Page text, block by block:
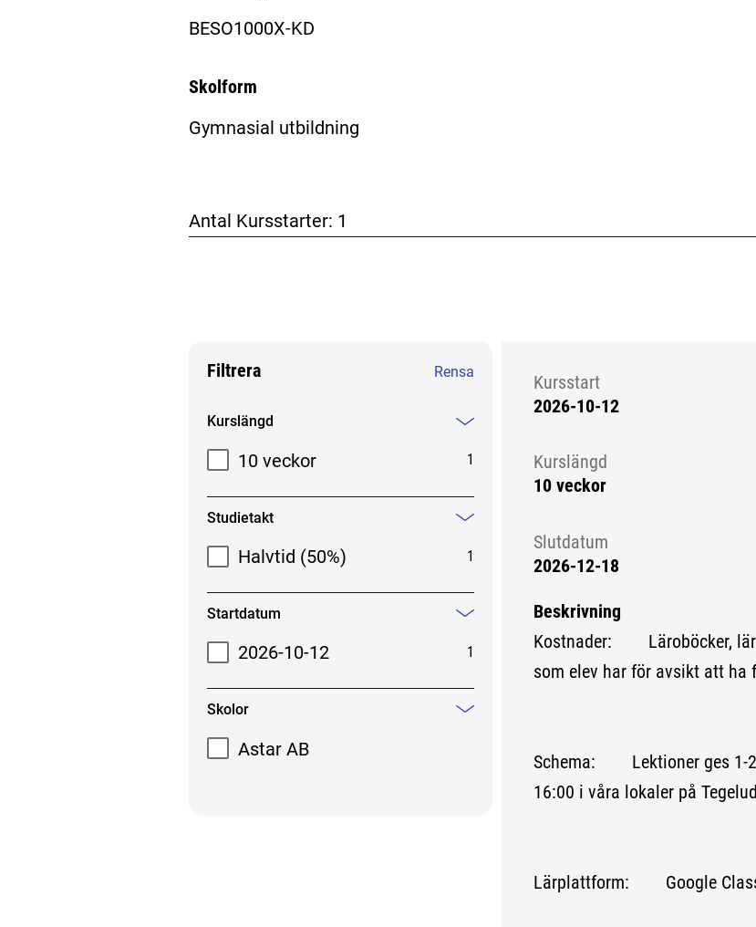
BESO1000X-KD
Skolform
Gymnasial utbildning
Antal Kursstarter: 1
Filtrera Rensa
Filtrera sökresultat
Kurslängd
10 veckor
1
Studietakt
Mindre information
Halvtid (50%)
1
Startdatum
2026-10-12
1
Skolor
Astar AB
Kursstart
2026-10-12
Kurslängd
10 veckor
Slutdatum
2026-12-18
Beskrivning
Kostnader: Läroböcker,
som elev har för avsikt att ha
Schema: Lektioner ges 1-2
16:00 i våra lokaler på
Lärplattform: Google